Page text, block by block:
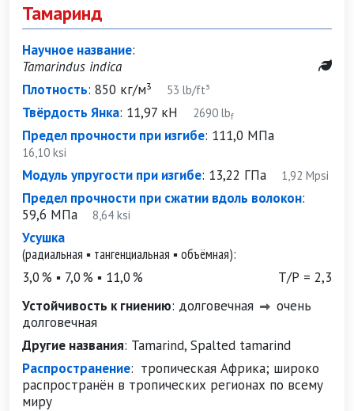
Тамаринд
Научное название:
Tamarindus indica
Плотность: 850 кг/м³ 53 lb/ft³
Твёрдость Янка: 11,97 кН 2690 lbf
Предел прочности при изгибе: 111,0 МПа
16,10 ksi
Модуль упругости при изгибе: 13,22 ГПа 1,92 Mpsi
Предел прочности при сжатии вдоль волокон:
59,6 МПа 8,64 ksi
Усушка
(радиальная ▪ тангенциальная ▪ объёмная):
3,0 % ▪ 7,0 % ▪ 11,0 %
Т/Р = 2,3
Устойчивость к гниению: долговечная
очень
долговечная
Другие названия: Tamarind, Spalted tamarind
Распространение: тропическая Африка; широко
распространён в тропических регионах по всему
миру